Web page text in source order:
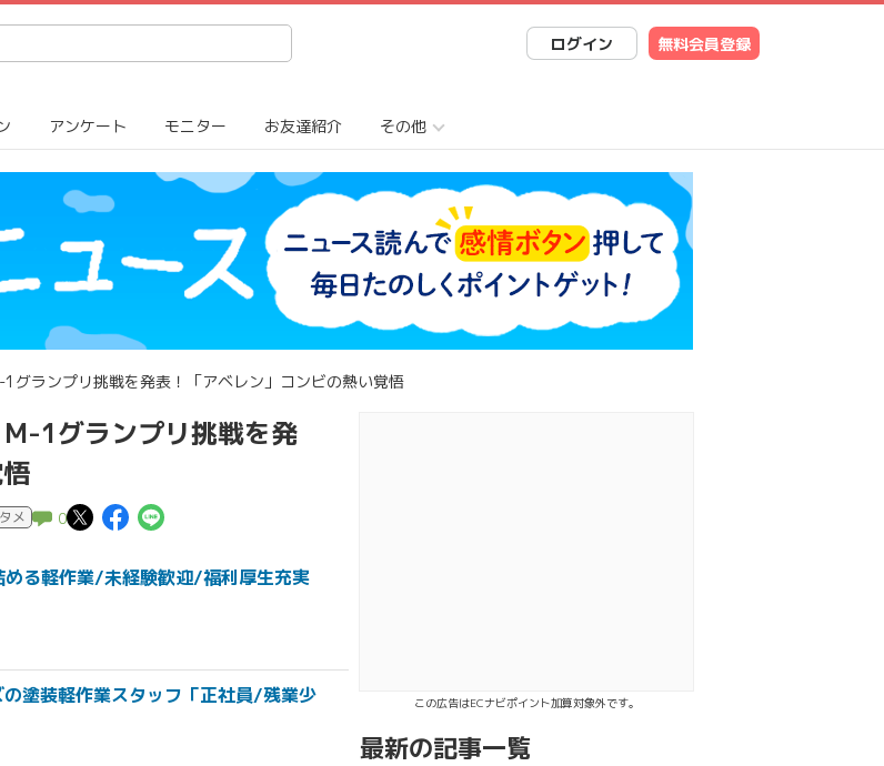
ログイン 無料会員登録
アンケート モニター お友達紹介 その他
グランプリ挑戦を発表！「アベレン」コンビの熱い覚悟
1グランプリ挑戦を発
メ 0 この記事についてポスト
この記事についてFacebookでシェア
る軽作業/未経験歓迎/福利厚生充実
塗装軽作業スタッフ「正社員/残業少
この広告はECナビポイント加算対象外です。
最新の記事一覧